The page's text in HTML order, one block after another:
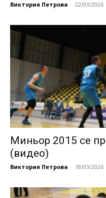
Виктория Петрова - 22/03/2026
Миньор 2015 се
(видео)
Виктория Петрова - 18/03/2026